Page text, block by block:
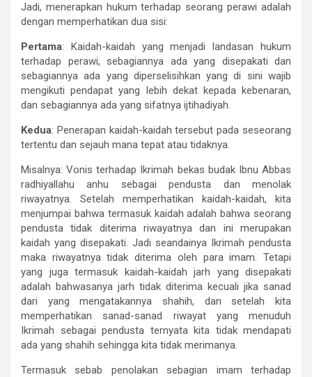
Jadi, menerapkan hukum terhadap seorang perawi adalah
dengan memperhatikan dua sisi:
Pertama: Kaidah-kaidah yang menjadi landasan hukum
terhadap perawi, sebagiannya ada yang disepakati dan
sebagiannya ada yang diperselisihkan yang di sini wajib
mengikuti pendapat yang lebih dekat kepada kebenaran,
dan sebagiannya ada yang sifatnya ijtihadiyah.
Kedua: Penerapan kaidah-kaidah tersebut pada seseorang
tertentu dan sejauh mana tepat atau tidaknya.
Misalnya: Vonis terhadap Ikrimah bekas budak Ibnu Abbas
radhiyallahu anhu sebagai pendusta dan menolak
riwayatnya. Setelah memperhatikan kaidah-kaidah, kita
menjumpai bahwa termasuk kaidah adalah bahwa seorang
pendusta tidak diterima riwayatnya dan ini merupakan
kaidah yang disepakati. Jadi seandainya Ikrimah pendusta
maka riwayatnya tidak diterima oleh para imam. Tetapi
yang juga termasuk kaidah-kaidah jarh yang disepakati
adalah bahwasanya jarh tidak diterima kecuali jika sanad
dari yang mengatakannya shahih, dan setelah kita
memperhatikan sanad-sanad riwayat yang menuduh
Ikrimah sebagai pendusta ternyata kita tidak mendapati
ada yang shahih sehingga kita tidak merimanya.
Termasuk sebab penolakan sebagian imam terhadap